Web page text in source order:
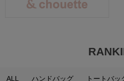
ALL ハンドバッグ トートバッ